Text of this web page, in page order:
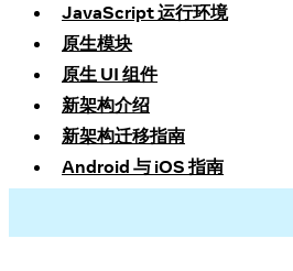
JavaScript 运行环境
原生模块
原生 UI 组件
新架构介绍
新架构迁移指南
Android 与 iOS 指南